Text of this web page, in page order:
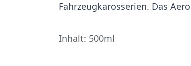
Fahrzeugkarosserien. Das
Inhalt: 500ml